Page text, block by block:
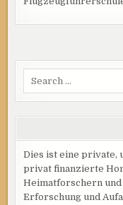
Dies ist eine private,
privat finanzierte
Heimatforschern
Erforschung und